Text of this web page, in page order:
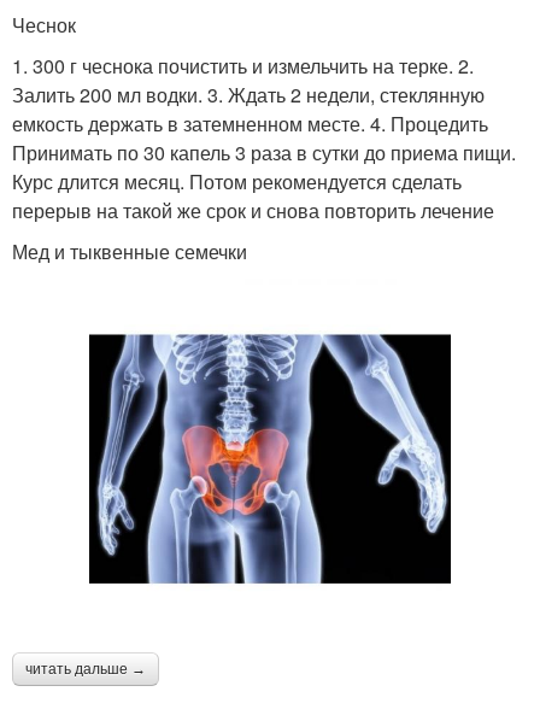
Чеснок
1. 300 г чеснока почистить и измельчить на терке. 2.
Залить 200 мл водки. 3. Ждать 2 недели, стеклянную
емкость держать в затемненном месте. 4. Процедить
Принимать по 30 капель 3 раза в сутки до приема пищи.
Курс длится месяц. Потом рекомендуется сделать
перерыв на такой же срок и снова повторить лечение
Мед и тыквенные семечки
читать дальше →